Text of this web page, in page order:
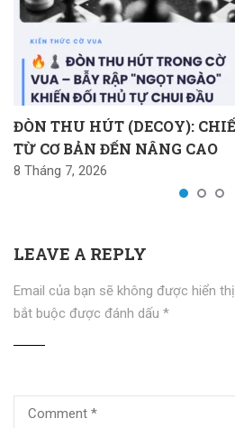
ĐÒN THU HÚT (DECOY):
TỪ CƠ BẢN ĐẾN NÂNG CAO
8 Tháng 7, 2026
LEAVE A REPLY
Email của bạn sẽ không được hiển
bắt buộc được đánh dấu *